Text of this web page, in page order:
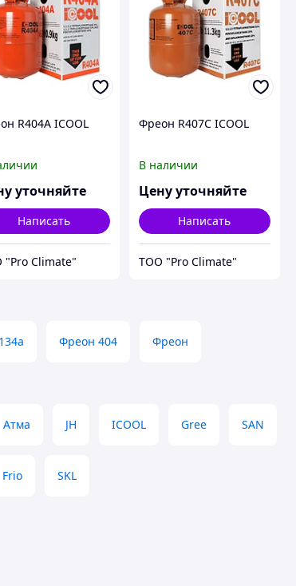
R404A ICOOL
уточняйте
Написать
Climate"
Фреон R407C ICOOL
В наличии
Цену уточняйте
Написать
ТОО "Pro Climate"
Фреон 404 Фреон
Атма JH ICOOL Gree SAN
Frio SKL